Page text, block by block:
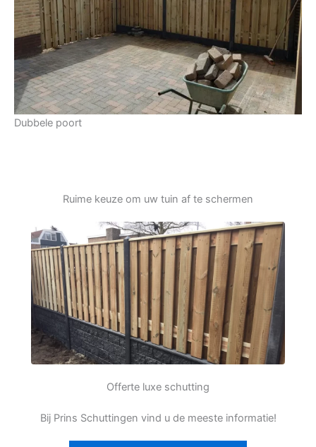
Dubbele poort
Ruime keuze om uw tuin af te schermen
Offerte luxe schutting
Bij Prins Schuttingen vind u de meeste informatie!